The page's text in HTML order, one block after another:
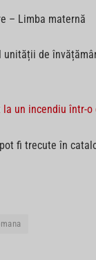
– Limba maternă
unității de
un incendiu într-o
fi trecute în